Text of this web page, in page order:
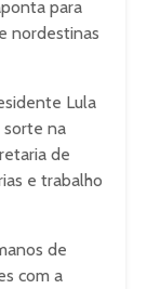
para
nordestinas
Lula
sorte na
de
e trabalho
de
com a